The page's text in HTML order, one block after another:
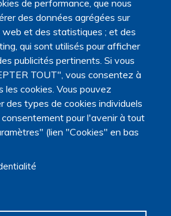
de performance, que nous
des données agrégées sur
et des statistiques ; et des
qui sont utilisés pour afficher
publicités pertinents. Si vous
TOUT", vous consentez à
les cookies. Vous pouvez
des types de cookies individuels
pour l'avenir à tout
(lien "Cookies" en bas
internationaux
européens
recherche